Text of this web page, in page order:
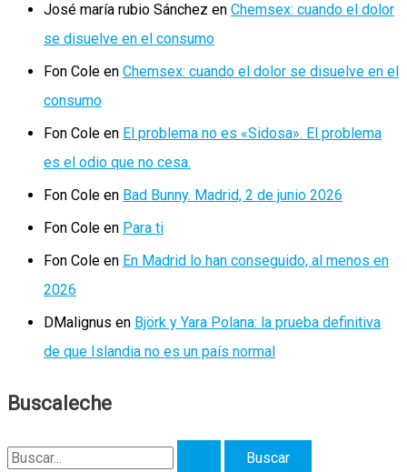
José maría rubio Sánchez en Chemsex: cuando el dolor
se disuelve en el consumo
Fon Cole en Chemsex: cuando el dolor se disuelve en el
consumo
Fon Cole en El problema no es «Sidosa». El problema
es el odio que no cesa.
Fon Cole en Bad Bunny. Madrid, 2 de junio 2026
Fon Cole en Para ti
Fon Cole en En Madrid lo han conseguido, al menos en
2026
DMalignus en Björk y Yara Polana: la prueba definitiva
de que Islandia no es un país normal
Buscaleche
B